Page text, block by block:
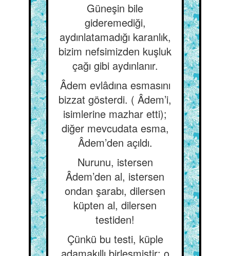
Güneşin bile
gideremediği,
aydınlatamadığı karanlık,
bizim nefsimizden kuşluk
çağı gibi aydınlanır.
Âdem evlâdına esmasını
bizzat gösterdi. ( Âdem’i,
isimlerine mazhar etti);
diğer mevcudata esma,
Âdem’den açıldı.
Nurunu, istersen
Âdem’den al, istersen
ondan şarabı, dilersen
küpten al, dilersen
testiden!
Çünkü bu testi, küple